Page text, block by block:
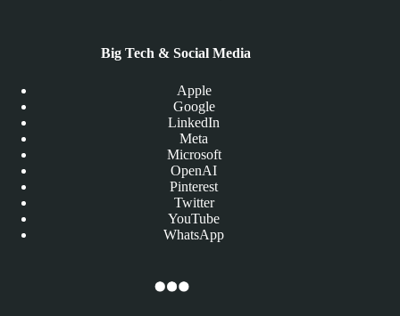
Big Tech & Social Media
Apple
Google
LinkedIn
Meta
Microsoft
OpenAI
Pinterest
Twitter
YouTube
WhatsApp